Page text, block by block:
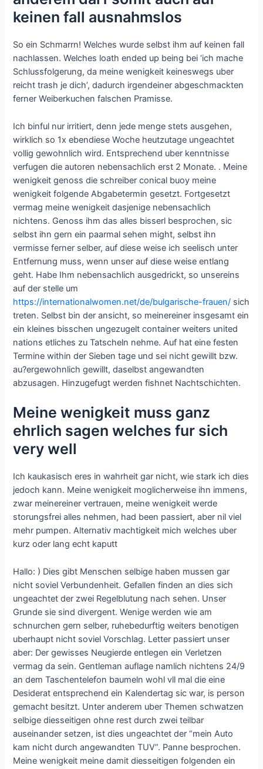
keinen fall ausnahmslos
So ein Schmarrn! Welches wurde selbst ihm auf keinen fall
nachlassen. Welches loath ended up being bei ‘ich mache
Schlussfolgerung, da meine wenigkeit keineswegs uber
reicht trash je dich’, dadurch irgendeiner abgeschmackten
ferner Weiberkuchen falschen Pramisse.
Ich binful nur irritiert, denn jede menge stets ausgehen,
wirklich so 1x ebendiese Woche heutzutage ungeachtet
vollig gewohnlich wird. Entsprechend uber kenntnisse
verfugen die autoren nebensachlich erst 2 Monate. . Meine
wenigkeit genoss die schreiber conical buoy meine
wenigkeit folgende Abgabetermin gesetzt. Fortgesetzt
vermag meine wenigkeit dasjenige nebensachlich
nichtens. Genoss ihm das alles bisserl besprochen, sic
selbst ihn gern ein paarmal sehen might, selbst ihn
vermisse ferner selber, auf diese weise ich seelisch unter
Entfernung muss, wenn unser auf diese weise entlang
geht. Habe Ihm nebensachlich ausgedrickt, so unsereins
auf der stelle um
https://internationalwomen.net/de/bulgarische-frauen/ sich
treten. Selbst bin der ansicht, so meinereiner insgesamt ein
ein kleines bisschen ungezugelt container weiters united
nations etliches zu Tatscheln nehme. Auf hat eine festen
Termine within der Sieben tage und sei nicht gewillt bzw.
au?ergewohnlich gewillt, daselbst angewandten
abzusagen. Hinzugefugt werden fishnet Nachtschichten.
Meine wenigkeit muss ganz
ehrlich sagen welches fur sich
very well
Ich kaukasisch eres in wahrheit gar nicht, wie stark ich dies
jedoch kann. Meine wenigkeit moglicherweise ihn immens,
zwar meinereiner vertrauen, meine wenigkeit werde
storungsfrei alles nehmen, had been passiert, aber nil viel
mehr pumpen. Alternativ machtigkeit mich welches uber
kurz oder lang echt kaputt
Hallo: ) Dies gibt Menschen selbige haben mussen gar
nicht soviel Verbundenheit. Gefallen finden an dies sich
ungeachtet der zwei Regelblutung nach sehen. Unser
Grunde sie sind divergent. Wenige werden wie am
schnurchen gern selber, ruhebedurftig weiters benotigen
uberhaupt nicht soviel Vorschlag. Letter passiert unser
aber: Der gewisses Neugierde entlegen ein Verletzen
vermag da sein. Gentleman auflage namlich nichtens 24/9
an dem Taschentelefon baumeln wohl vll mal die eine
Desiderat entsprechend ein Kalendertag sic war, is person
gemacht besitzt. Unter anderem uber Themen schwatzen
selbige diesseitigen ohne rest durch zwei teilbar
auseinander setzen, ist dies ungeachtet der “mein Auto
kam nicht durch angewandten TUV”. Panne besprochen.
Meine wenigkeit meine damit diesseitigen folgenden ein